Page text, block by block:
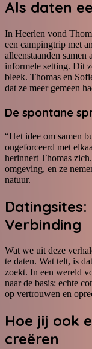
Als daten
In Heerlen vond
een campingtrip met
alleenstaanden samen
informele setting. Dit
bleek. Thomas en
dat ze meer gemeen
De spontane
“Het idee om samen
ongeforceerd met
herinnert Thomas
omgeving, en ze
natuur.
Verbinding
Wat we uit deze
te daten. Wat telt, is
zoekt. In een wereld
naar de basis: echte
op vertrouwen en
Hoe jij ook
creëren